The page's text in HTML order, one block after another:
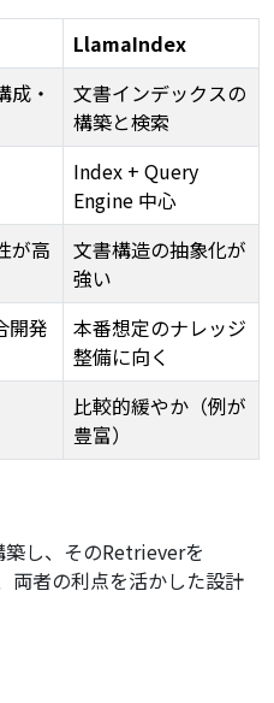
LlamaIndex
成・
文書インデックスの
構築と検索
Index + Query
Engine 中心
が高
文書構造の抽象化が
強い
開発
本番想定のナレッジ
整備に向く
比較的緩やか（例が
豊富）
し、そのRetrieverを
両者の利点を活かした設計